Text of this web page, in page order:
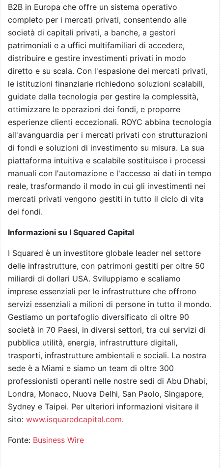
B2B in Europa che offre un sistema operativo
completo per i mercati privati, consentendo alle
società di capitali privati, a banche, a gestori
patrimoniali e a uffici multifamiliari di accedere,
distribuire e gestire investimenti privati in modo
diretto e su scala. Con l'espasione dei mercati privati,
le istituzioni finanziarie richiedono soluzioni scalabili,
guidate dalla tecnologia per gestire la complessità,
ottimizzare le operazioni dei fondi, e proporre
esperienze clienti eccezionali. ROYC abbina tecnologia
all'avanguardia per i mercati privati con strutturazioni
di fondi e soluzioni di investimento su misura. La sua
piattaforma intuitiva e scalabile sostituisce i processi
manuali con l'automazione e l'accesso ai dati in tempo
reale, trasformando il modo in cui gli investimenti nei
mercati privati vengono gestiti in tutto il ciclo di vita
dei fondi.
Informazioni su I Squared Capital
I Squared è un investitore globale leader nel settore
delle infrastrutture, con patrimoni gestiti per oltre 50
miliardi di dollari USA. Sviluppiamo e scaliamo
imprese essenziali per le infrastrutture che offrono
servizi essenziali a milioni di persone in tutto il mondo.
Gestiamo un portafoglio diversificato di oltre 90
società in 70 Paesi, in diversi settori, tra cui servizi di
pubblica utilità, energia, infrastrutture digitali,
trasporti, infrastrutture ambientali e sociali. La nostra
sede è a Miami e siamo un team di oltre 300
professionisti operanti nelle nostre sedi di Abu Dhabi,
Londra, Monaco, Nuova Delhi, San Paolo, Singapore,
Sydney e Taipei. Per ulteriori informazioni visitare il
sito: www.isquaredcapital.com.
Fonte: Business Wire